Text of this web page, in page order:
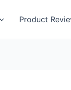
Product